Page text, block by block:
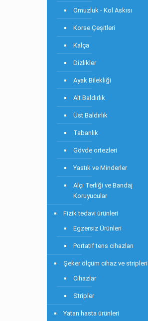
Omuzluk - Kol Askısı
Korse Çeşitleri
Kalça
Dizlikler
Ayak Bilekliği
Alt Baldırlık
Üst Baldırlık
Tabanlık
Gövde ortezleri
Yastık ve Minderler
Alçı Terliği ve Bandaj
Koruyucular
Fizik tedavi ürünleri
Egzersiz Ürünleri
Portatif tens cihazları
Şeker ölçüm cihaz ve stripleri
Cihazlar
Stripler
Yatan hasta ürünleri